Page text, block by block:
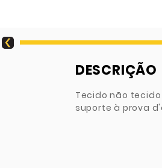
DESCRIÇÃO
Tecido não
suporte à prova